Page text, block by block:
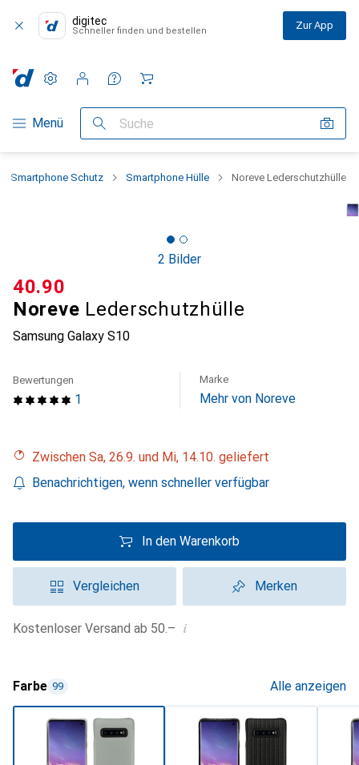
digitec
Schneller finden und bestellen Zur App
Navigation nach Kategorien
Menü Suche
Einstellungen
Kundenkonto
Vergleichslisten
Merklisten
Warenkorb
Smartphone Schutz Smartphone Hülle Noreve Lederschutzhülle
2 Bilder
Noreve Lederschutzhülle
Samsung Galaxy S10
CHF
40.90
1
Bewertungen Marke
Mehr von Noreve
Zwischen Sa, 26.9. und Mi, 14.10. geliefert
Benachrichtigen, wenn schneller verfügbar
In den Warenkorb
Vergleichen Merken
Kostenloser Versand ab 50.– i
Farbe 99 Alle anzeigen